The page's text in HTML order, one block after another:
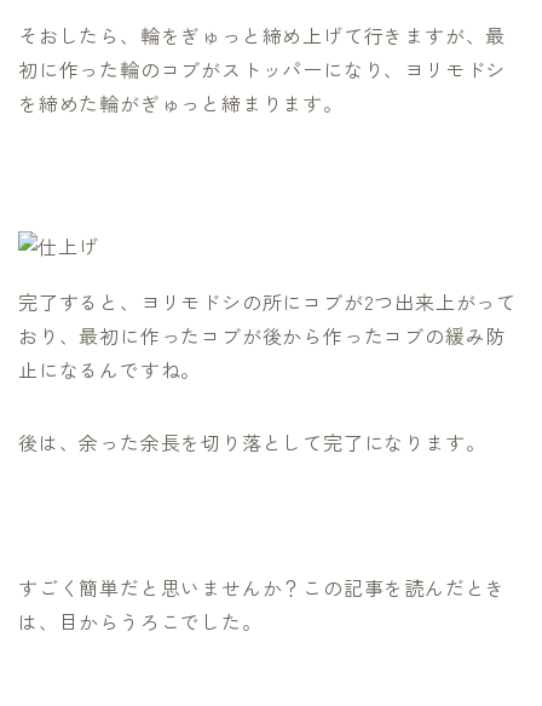
そおしたら、輪をぎゅっと締め上げて行きますが、最
初に作った輪のコブがストッパーになり、ヨリモドシ
を締めた輪がぎゅっと締まります。
完了すると、ヨリモドシの所にコブが2つ出来上がって
おり、最初に作ったコブが後から作ったコブの緩み防
止になるんですね。
後は、余った余長を切り落として完了になります。
すごく簡単だと思いませんか？この記事を読んだとき
は、目からうろこでした。